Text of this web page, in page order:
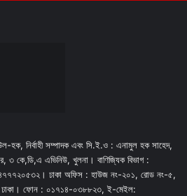
নির্বাহী সম্পাদক এবং সি.ই.ও : এনামুল হক সাহেদ,
৩ কে,ডি,এ এভিনিউ, খুলনা। বাণিজ্যিক বিভাগ :
ঢাকা অফিস : হাউজ নং-২০১, রোড নং-৫,
ফোন : ০১৭১৪-০৩৮৮২৩, ই-মেইল: